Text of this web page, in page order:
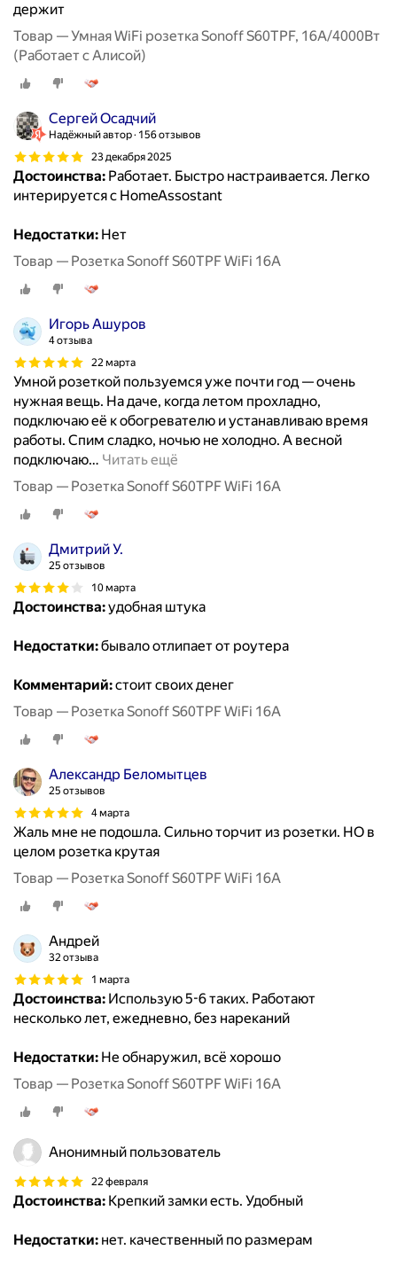
держит
Товар — Умная WiFi розетка Sonoff S60TPF, 16А/4000Вт
(Работает с Алисой)
Сергей Осадчий
Надёжный автор 156 отзывов
23 декабря 2025
Достоинства: Работает. Быстро настраивается. Легко
интерируется с HomeAssostant
Недостатки: Нет
Товар — Розетка Sonoff S60TPF WiFi 16A
Игорь Ашуров
4 отзыва
22 марта
Умной розеткой пользуемся уже почти год — очень
нужная вещь. На даче, когда летом прохладно,
подключаю её к обогревателю и устанавливаю время
работы. Спим сладко, ночью не холодно. А весной
подключаю… Читать ещё
Товар — Розетка Sonoff S60TPF WiFi 16A
Дмитрий У.
25 отзывов
10 марта
Достоинства:удобная штука
Недостатки:бывало отлипает от роутера
Комментарий:стоит своих денег
Товар — Розетка Sonoff S60TPF WiFi 16A
Александр Беломытцев
25 отзывов
4 марта
Жаль мне не подошла. Сильно торчит из розетки. НО в
целом розетка крутая
Товар — Розетка Sonoff S60TPF WiFi 16A
Андрей
32 отзыва
1 марта
Достоинства: Использую 5-6 таких. Работают
несколько лет, ежедневно, без нареканий
Недостатки: Не обнаружил, всё хорошо
Товар — Розетка Sonoff S60TPF WiFi 16A
Анонимный пользователь
22 февраля
Достоинства: Крепкий замки есть. Удобный
Недостатки: нет. качественный по размерам